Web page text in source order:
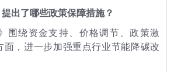
出了哪些政策保障措施？
围绕资金支持、价格调节、政策激
面，进一步加强重点行业节能降碳改